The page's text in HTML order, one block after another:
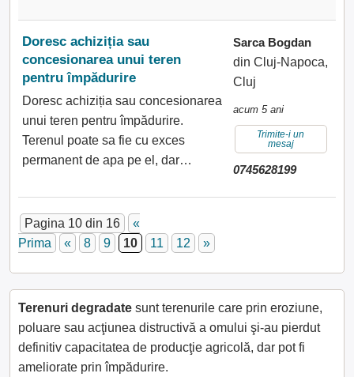
Doresc achiziția sau
concesionarea unui teren
pentru împădurire
Doresc achiziția sau concesionarea
unui teren pentru împădurire.
Terenul poate sa fie cu exces
permanent de apa pe el, dar…
Sarca Bogdan
din Cluj-Napoca,
Cluj
acum 5 ani
Trimite-i un
mesaj
0745628199
Pagina 10 din 16
«
Prima
« 8 9 10 11 12 »
Terenuri degradate sunt terenurile care prin eroziune,
poluare sau acţiunea distructivă a omului şi-au pierdut
definitiv capacitatea de producţie agricolă, dar pot fi
ameliorate prin împădurire.